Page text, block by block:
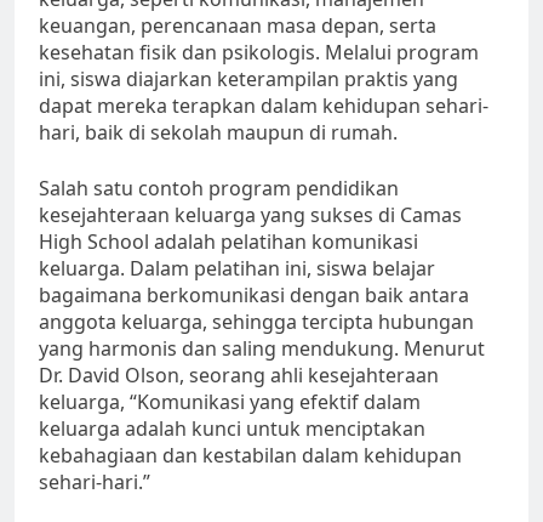
keuangan, perencanaan masa depan, serta
kesehatan fisik dan psikologis. Melalui program
ini, siswa diajarkan keterampilan praktis yang
dapat mereka terapkan dalam kehidupan sehari-
hari, baik di sekolah maupun di rumah.
Salah satu contoh program pendidikan
kesejahteraan keluarga yang sukses di Camas
High School adalah pelatihan komunikasi
keluarga. Dalam pelatihan ini, siswa belajar
bagaimana berkomunikasi dengan baik antara
anggota keluarga, sehingga tercipta hubungan
yang harmonis dan saling mendukung. Menurut
Dr. David Olson, seorang ahli kesejahteraan
keluarga, “Komunikasi yang efektif dalam
keluarga adalah kunci untuk menciptakan
kebahagiaan dan kestabilan dalam kehidupan
sehari-hari.”